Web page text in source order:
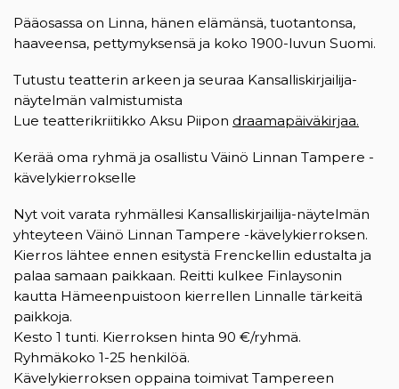
Pääosassa on Linna, hänen elämänsä, tuotantonsa,
haaveensa, pettymyksensä ja koko 1900-luvun Suomi.
Tutustu teatterin arkeen ja seuraa Kansalliskirjailija-
näytelmän valmistumista
Lue teatterikriitikko Aksu Piipon draamapäiväkirjaa.
Kerää oma ryhmä ja osallistu Väinö Linnan Tampere -
kävelykierrokselle
Nyt voit varata ryhmällesi Kansalliskirjailija-näytelmän
yhteyteen Väinö Linnan Tampere -kävelykierroksen.
Kierros lähtee ennen esitystä Frenckellin edustalta ja
palaa samaan paikkaan. Reitti kulkee Finlaysonin
kautta Hämeenpuistoon kierrellen Linnalle tärkeitä
paikkoja.
Kesto 1 tunti. Kierroksen hinta 90 €/ryhmä.
Ryhmäkoko 1-25 henkilöä.
Kävelykierroksen oppaina toimivat Tampereen